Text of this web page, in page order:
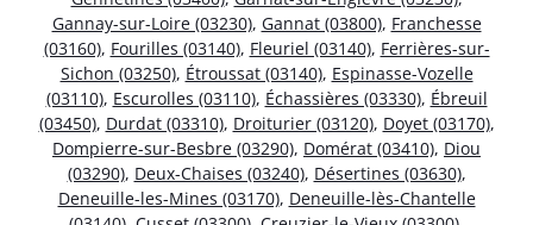
Gannay-sur-Loire (03230), Gannat (03800), Franchesse
(03160), Fourilles (03140), Fleuriel (03140), Ferrières-sur-
Sichon (03250), Étroussat (03140), Espinasse-Vozelle
(03110), Escurolles (03110), Échassières (03330), Ébreuil
(03450), Durdat (03310), Droiturier (03120), Doyet (03170),
Dompierre-sur-Besbre (03290), Domérat (03410), Diou
(03290), Deux-Chaises (03240), Désertines (03630),
Deneuille-les-Mines (03170), Deneuille-lès-Chantelle